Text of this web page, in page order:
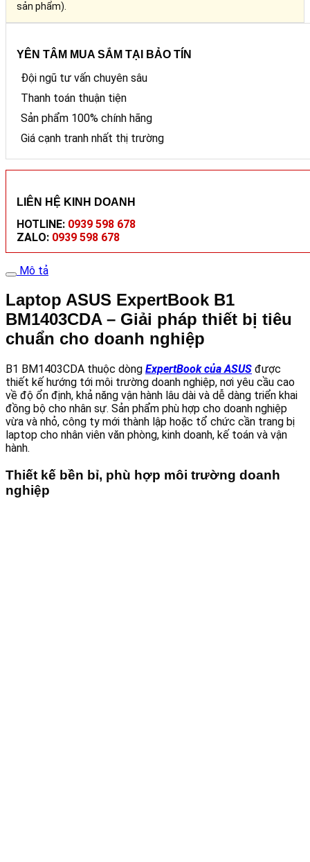
sản phẩm).
YÊN TÂM MUA SẮM TẠI BẢO TÍN
Đội ngũ tư vấn chuyên sâu
Thanh toán thuận tiện
Sản phẩm 100% chính hãng
Giá cạnh tranh nhất thị trường
LIÊN HỆ KINH DOANH
HOTLINE: 0939 598 678
ZALO: 0939 598 678
Mô tả
Laptop ASUS ExpertBook B1
BM1403CDA – Giải pháp thiết bị tiêu
chuẩn cho doanh nghiệp
B1 BM1403CDA thuộc dòng ExpertBook của ASUS được
thiết kế hướng tới môi trường doanh nghiệp, nơi yêu cầu cao
về độ ổn định, khả năng vận hành lâu dài và dễ dàng triển khai
đồng bộ cho nhân sự. Sản phẩm phù hợp cho doanh nghiệp
vừa và nhỏ, công ty mới thành lập hoặc tổ chức cần trang bị
laptop cho nhân viên văn phòng, kinh doanh, kế toán và vận
hành.
Thiết kế bền bỉ, phù hợp môi trường doanh
nghiệp